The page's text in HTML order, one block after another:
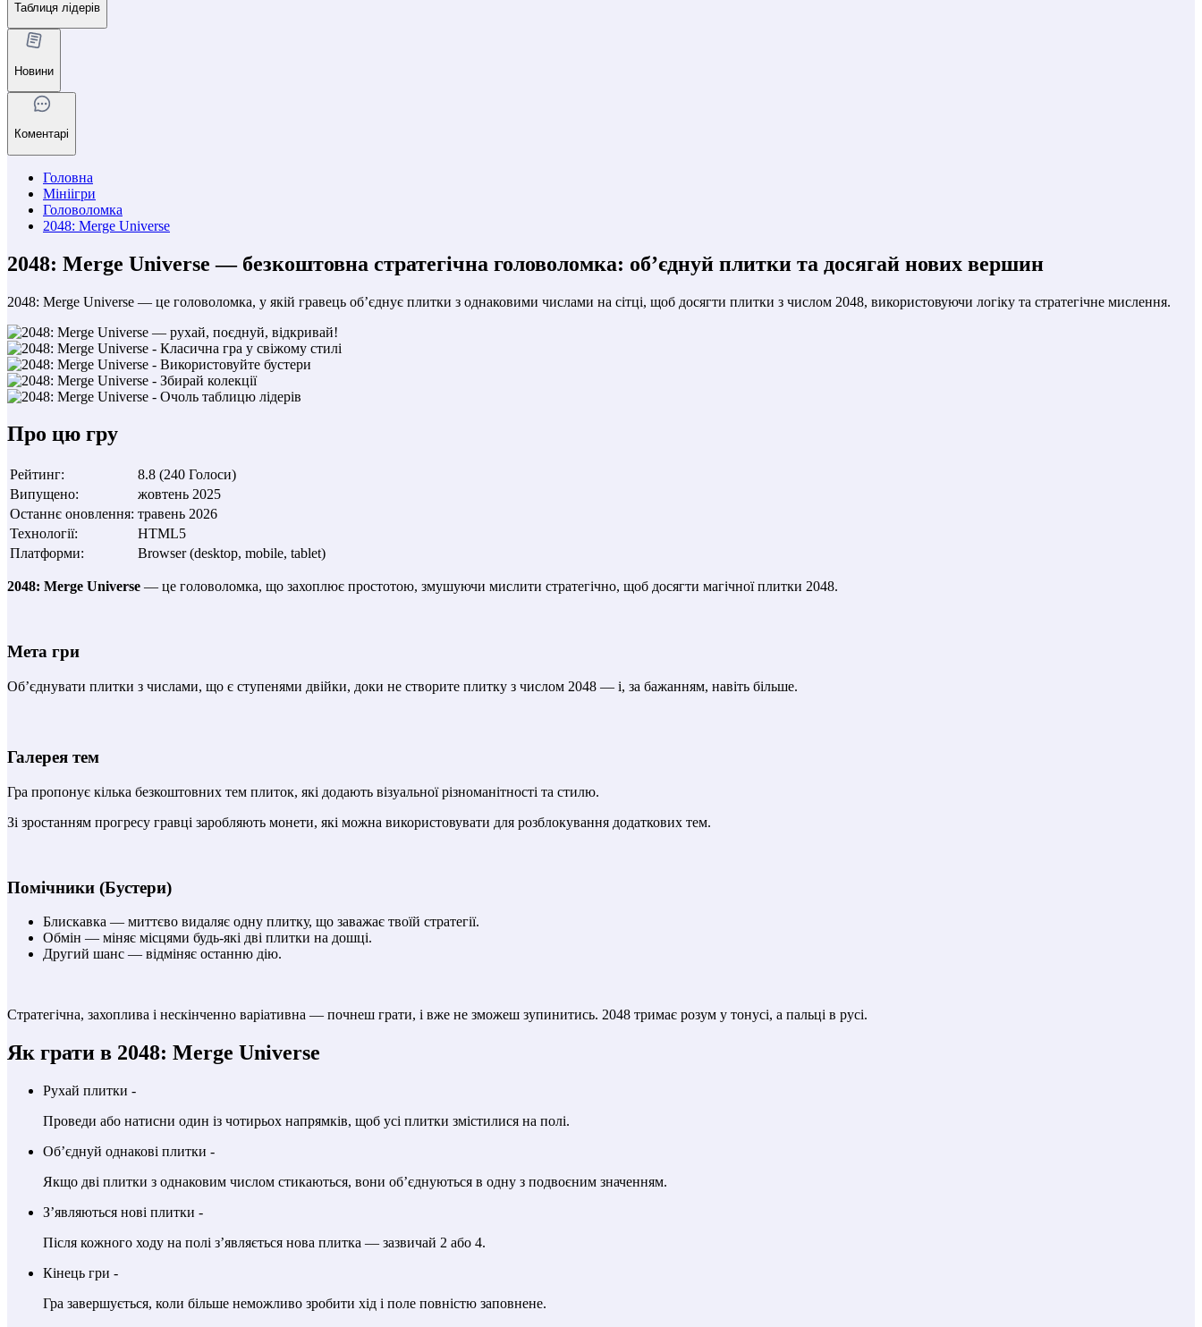
Таблиця лідерів
Новини
Коментарі
Головна
Мініігри
Головоломка
2048: Merge Universe
2048: Merge Universe — безкоштовна стратегічна головоломка: об’єднуй плитки та досягай нових вершин
2048: Merge Universe — це головоломка, у якій гравець об’єднує плитки з однаковими числами на сітці, щоб досягти плитки з числом 2048, використовуючи логіку та стратегічне мислення.
Про цю гру
Рейтинг: 8.8 (240 Голоси)
Випущено:
жовтень 2025
Останнє оновлення: травень 2026
Технології:
HTML5
Платформи: Browser (desktop, mobile, tablet)
2048: Merge Universe — це головоломка, що захоплює простотою, змушуючи мислити стратегічно, щоб досягти магічної плитки 2048.
Мета гри
Об’єднувати плитки з числами, що є ступенями двійки, доки не створите плитку з числом 2048 — і, за бажанням, навіть більше.
Галерея тем
Гра пропонує кілька безкоштовних тем плиток, які додають візуальної різноманітності та стилю.
Зі зростанням прогресу гравці заробляють монети, які можна використовувати для розблокування додаткових тем.
Помічники (Бустери)
Блискавка — миттєво видаляє одну плитку, що заважає твоїй стратегії.
Обмін — міняє місцями будь-які дві плитки на дошці.
Другий шанс — відміняє останню дію.
Стратегічна, захоплива і нескінченно варіативна — почнеш грати, і вже не зможеш зупинитись. 2048 тримає розум у тонусі, а пальці в русі.
Як грати в 2048: Merge Universe
Рухай плитки -
Проведи або натисни один із чотирьох напрямків, щоб усі плитки змістилися на полі.
Об’єднуй однакові плитки -
Якщо дві плитки з однаковим числом стикаються, вони об’єднуються в одну з подвоєним значенням.
З’являються нові плитки -
Після кожного ходу на полі з’являється нова плитка — зазвичай 2 або 4.
Кінець гри -
Гра завершується, коли більше неможливо зробити хід і поле повністю заповнене.